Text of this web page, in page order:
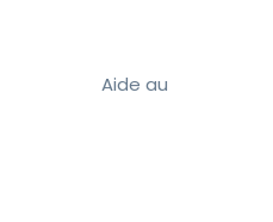
Aide au